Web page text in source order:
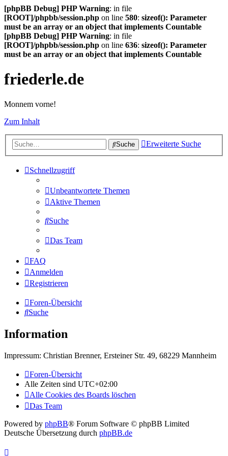
[phpBB Debug] PHP Warning: in file
[ROOT]/phpbb/session.php on line 580: sizeof(): Parameter
must be an array or an object that implements Countable
[phpBB Debug] PHP Warning: in file
[ROOT]/phpbb/session.php on line 636: sizeof(): Parameter
must be an array or an object that implements Countable
friederle.de
Monnem vorne!
Zum Inhalt
Suche Erweiterte Suche
Schnellzugriff
Unbeantwortete Themen
Aktive Themen
Suche
Das Team
FAQ
Anmelden
Registrieren
Foren-Übersicht
Suche
Information
Impressum: Christian Brenner, Ersteiner Str. 49, 68229 Mannheim
Foren-Übersicht
Alle Zeiten sind UTC+02:00
Alle Cookies des Boards löschen
Das Team
Powered by phpBB® Forum Software © phpBB Limited
Deutsche Übersetzung durch phpBB.de